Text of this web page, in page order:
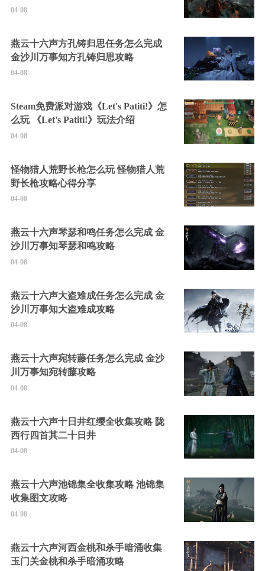
04-08
燕云十六声方孔铸归思任务怎么完成
金沙川万事知方孔铸归思攻略
04-08
Steam免费派对游戏《Let's Patiti!》怎
么玩 《Let's Patiti!》玩法介绍
04-08
怪物猎人荒野长枪怎么玩 怪物猎人荒
野长枪攻略心得分享
04-08
燕云十六声琴瑟和鸣任务怎么完成 金
沙川万事知琴瑟和鸣攻略
04-08
燕云十六声大盗难成任务怎么完成 金
沙川万事知大盗难成攻略
04-08
燕云十六声宛转藤任务怎么完成 金沙
川万事知宛转藤攻略
04-08
燕云十六声十日井红缨全收集攻略 陇
西行四首其二十日井
04-08
燕云十六声池锦集全收集攻略 池锦集
收集图文攻略
04-08
燕云十六声河西金桃和杀手暗涌收集
玉门关金桃和杀手暗涌攻略